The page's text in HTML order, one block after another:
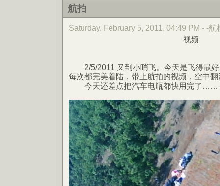
航拍
Saturday, February 5, 2011, 04:49 PM - -航
视频
2/5/2011 又到小哨飞。今天是飞得最好
每次都完美着陆，带上航拍的视频，空中
今天还差点把汽车电瓶都快用完了……